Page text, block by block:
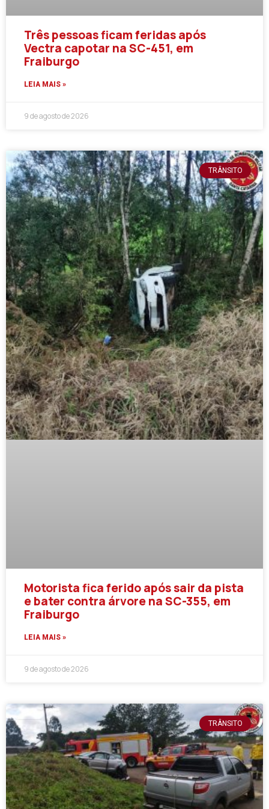
Três pessoas ficam feridas após
Vectra capotar na SC-451, em
Fraiburgo
LEIA MAIS »
9 de agosto de 2026
TRÂNSITO
Motorista fica ferido após sair da pista
e bater contra árvore na SC-355, em
Fraiburgo
LEIA MAIS »
9 de agosto de 2026
TRÂNSITO